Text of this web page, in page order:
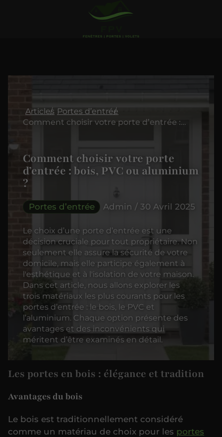
Articles Portes d’entrée
Comment choisir votre porte d’entrée : bois, PVC ou aluminium ?
Comment choisir votre porte
d’entrée : bois, PVC ou aluminium
?
Portes d’entrée Admin / 30 Avril 2025
Le choix d’une porte d’entrée est une
décision cruciale pour tout propriétaire. Non
seulement elle assure la sécurité de votre
domicile, mais elle participe également à
l'esthétique et à l'isolation de votre maison.
Dans cet article, nous allons explorer les
trois matériaux les plus courants pour les
portes d’entrée : le bois, le PVC et
l’aluminium. Chaque option présente des
avantages et des inconvénients qui
méritent d’être examinés en détail.
Les portes en bois : élégance et tradition
Avantages du bois
Le bois est traditionnellement considéré
comme un matériau de choix pour les portes